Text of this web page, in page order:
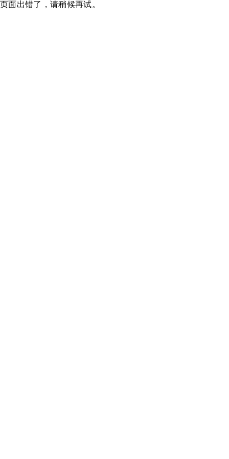
页面出错了，请稍候再试。